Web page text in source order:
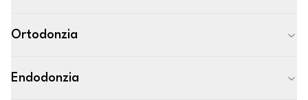
Ortodonzia
Endodonzia